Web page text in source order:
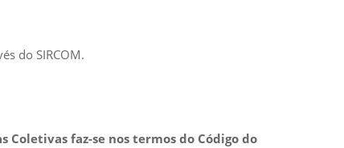
do SIRCOM.
faz-se nos termos do Código do